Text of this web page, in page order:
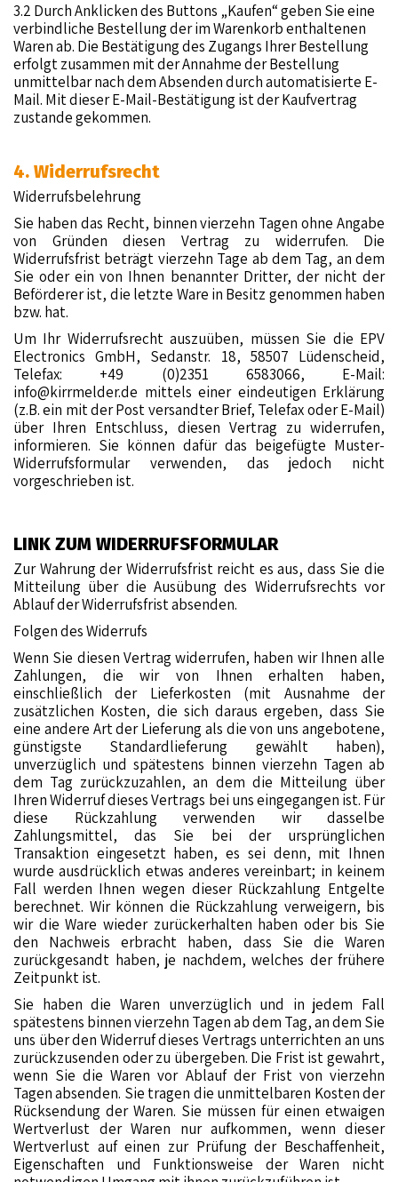
3.2 Durch Anklicken des Buttons „Kaufen“ geben Sie eine
verbindliche Bestellung der im Warenkorb enthaltenen
Waren ab. Die Bestätigung des Zugangs Ihrer Bestellung
erfolgt zusammen mit der Annahme der Bestellung
unmittelbar nach dem Absenden durch automatisierte E-
Mail. Mit dieser E-Mail-Bestätigung ist der Kaufvertrag
zustande gekommen.
4. Widerrufsrecht
Widerrufsbelehrung
Sie haben das Recht, binnen vierzehn Tagen ohne Angabe
von Gründen diesen Vertrag zu widerrufen. Die
Widerrufsfrist beträgt vierzehn Tage ab dem Tag, an dem
Sie oder ein von Ihnen benannter Dritter, der nicht der
Beförderer ist, die letzte Ware in Besitz genommen haben
bzw. hat.
Um Ihr Widerrufsrecht auszuüben, müssen Sie die EPV
Electronics GmbH, Sedanstr. 18, 58507 Lüdenscheid,
Telefax: +49 (0)2351 6583066, E-Mail:
info@kirrmelder.de mittels einer eindeutigen Erklärung
(z.B. ein mit der Post versandter Brief, Telefax oder E-Mail)
über Ihren Entschluss, diesen Vertrag zu widerrufen,
informieren. Sie können dafür das beigefügte Muster-
Widerrufsformularverwenden, das jedoch nicht
vorgeschrieben ist.
LINK ZUM WIDERRUFSFORMULAR
Zur Wahrung der Widerrufsfrist reicht es aus, dass Sie die
Mitteilung über die Ausübung des Widerrufsrechts vor
Ablauf der Widerrufsfrist absenden.
Folgen des Widerrufs
Wenn Sie diesen Vertrag widerrufen, haben wir Ihnen alle
Zahlungen, die wir von Ihnen erhalten haben,
einschließlich der Lieferkosten (mit Ausnahme der
zusätzlichen Kosten, die sich daraus ergeben, dass Sie
eine andere Art der Lieferung als die von uns angebotene,
günstigste Standardlieferung gewählt haben),
unverzüglich und spätestens binnen vierzehn Tagen ab
dem Tag zurückzuzahlen, an dem die Mitteilung über
Ihren Widerruf dieses Vertrags bei uns eingegangen ist. Für
diese Rückzahlung verwenden wir dasselbe
Zahlungsmittel, das Sie bei der ursprünglichen
Transaktion eingesetzt haben, es sei denn, mit Ihnen
wurde ausdrücklich etwas anderes vereinbart; in keinem
Fall werden Ihnen wegen dieser Rückzahlung Entgelte
berechnet. Wir können die Rückzahlung verweigern, bis
wir die Ware wieder zurückerhalten haben oder bis Sie
den Nachweis erbracht haben, dass Sie die Waren
zurückgesandt haben, je nachdem, welches der frühere
Zeitpunkt ist.
Sie haben die Waren unverzüglich und in jedem Fall
spätestens binnen vierzehn Tagen ab dem Tag, an dem Sie
uns über den Widerruf dieses Vertrags unterrichten an uns
zurückzusenden oder zu übergeben. Die Frist ist gewahrt,
wenn Sie die Waren vor Ablauf der Frist von vierzehn
Tagen absenden. Sie tragen die unmittelbaren Kosten der
Rücksendung der Waren. Sie müssen für einen etwaigen
Wertverlust der Waren nur aufkommen, wenn dieser
Wertverlust auf einen zur Prüfung der Beschaffenheit,
Eigenschaften und Funktionsweise der Waren nicht